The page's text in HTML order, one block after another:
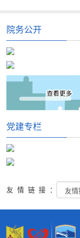
院务公开
党建专栏
友情链接：